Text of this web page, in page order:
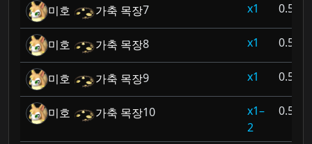
미호 가축 목장7 1
미호 가축 목장8 1
미호 가축 목장9 1
미호 가축 목장10
1–
2